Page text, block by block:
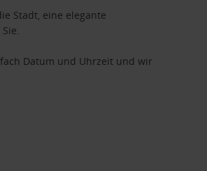
Stadt, eine elegante
Datum und Uhrzeit und wir